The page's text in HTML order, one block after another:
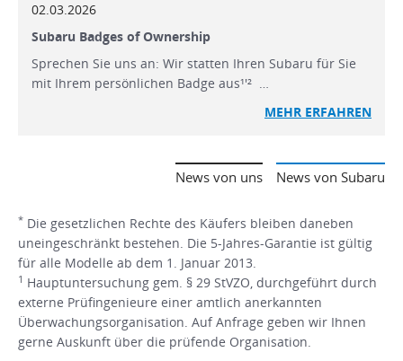
02.03.2026
Subaru Badges of Ownership
Sprechen Sie uns an: Wir statten Ihren Subaru für Sie
mit Ihrem persönlichen Badge aus¹'² …
MEHR ERFAHREN
News von Subaru
News von uns
* Die gesetzlichen Rechte des Käufers bleiben daneben
uneingeschränkt bestehen. Die 5-Jahres-Garantie ist gültig
für alle Modelle ab dem 1. Januar 2013.
1 Hauptuntersuchung gem. § 29 StVZO, durchgeführt durch
externe Prüfingenieure einer amtlich anerkannten
Überwachungsorganisation. Auf Anfrage geben wir Ihnen
gerne Auskunft über die prüfende Organisation.